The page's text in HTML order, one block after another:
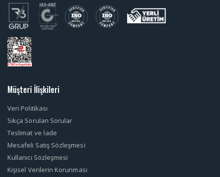
Müşteri İlişkileri
Veri Politikası
Sıkça Sorulan Sorular
Teslimat ve İade
Mesafeli Satış Sözleşmesi
Kullanıcı Sözleşmesi
Kişisel Verilerin Korunması